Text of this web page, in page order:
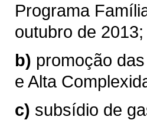
Programa
outubro de 2013;
b) promoção
e Alta
c) subsídio de